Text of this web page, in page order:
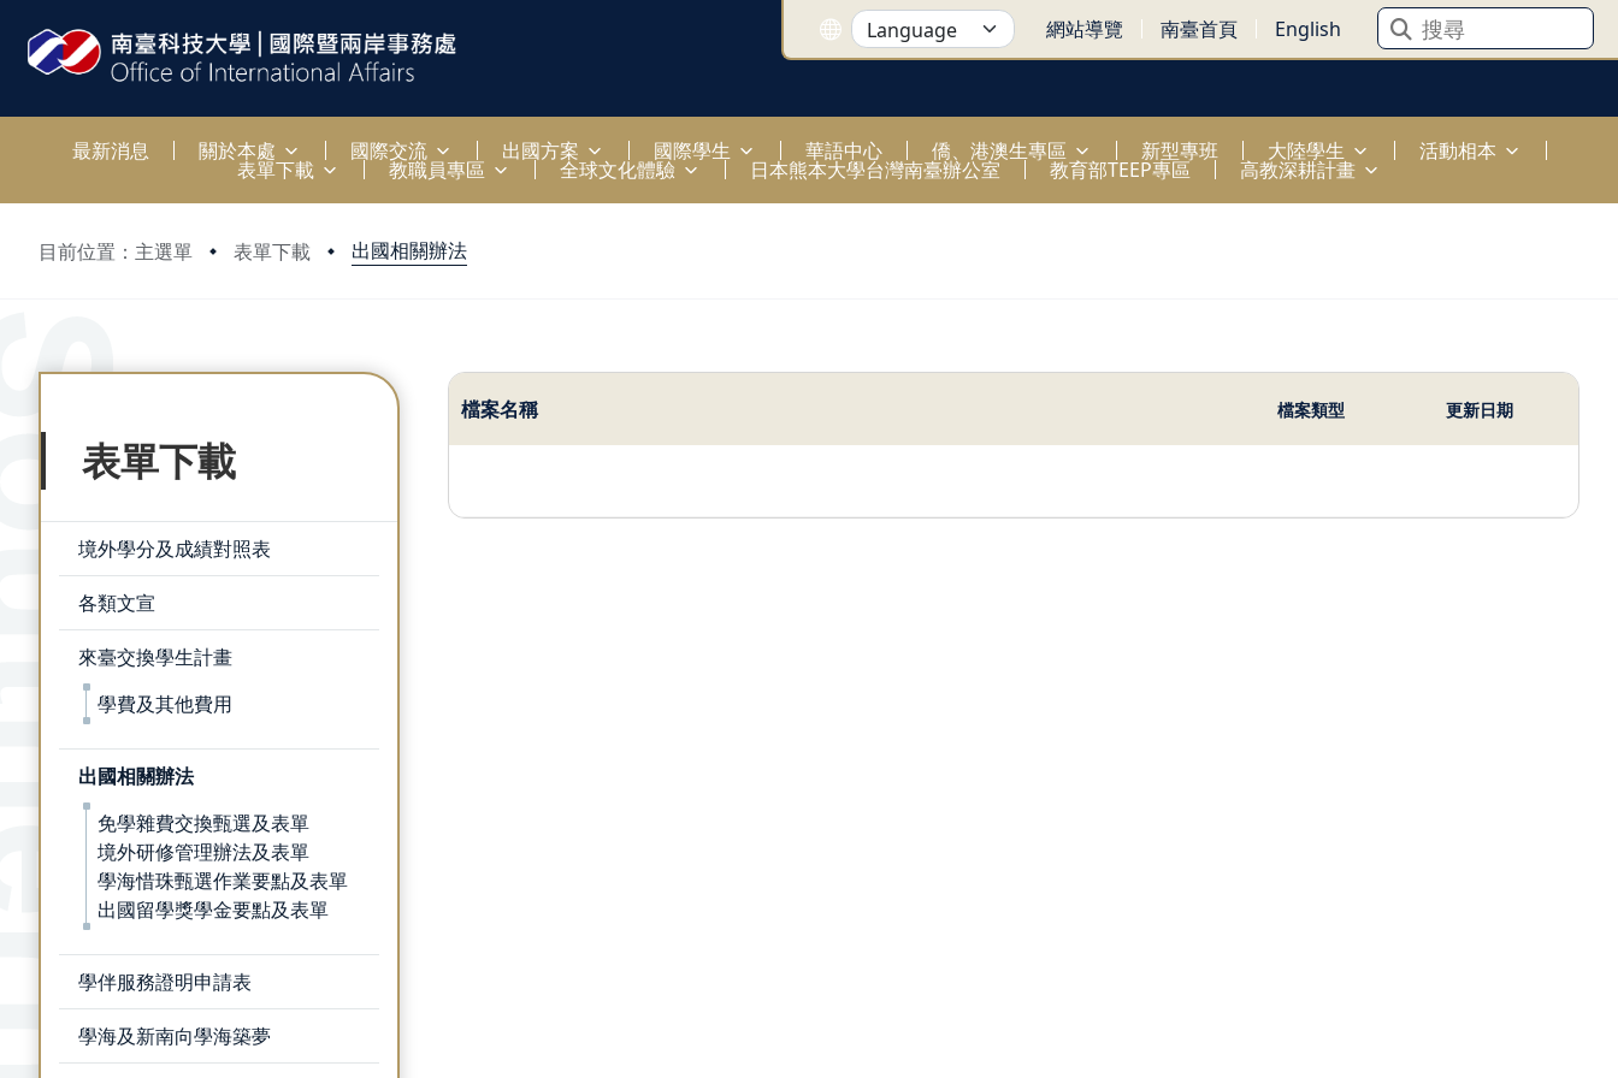
網站導覽 南臺首頁 English
最新消息 關於本處 國際交流 出國方案 國際學生 華語中心 僑、港澳生專區 新型專班 大陸學生 活動相本
表單下載 教職員專區 全球文化體驗 日本熊本大學台灣南臺辦公室 教育部TEEP專區 高教深耕計畫
目前位置：主選單 表單下載 出國相關辦法
::::::
表單下載
境外學分及成績對照表
各類文宣
來臺交換學生計畫
學費及其他費用
出國相關辦法
免學雜費交換甄選及表單
境外研修管理辦法及表單
學海惜珠甄選作業要點及表單
出國留學獎學金要點及表單
學伴服務證明申請表
學海及新南向學海築夢
檔案名稱 檔案類型 更新日期